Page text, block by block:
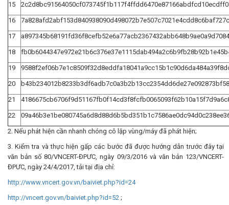
15
16
17
18
19
20
21
22
2. Nếu phát hiện cần nhanh chóng cô lập vùng/máy đã phát hiện;
3. Kiểm tra và thực hiện gấp các bước đã được hướng dẫn trước đây tại
văn bản số 80/VNCERT-ĐPƯC, ngày 09/3/2016 và văn bản 123/VNCERT-
ĐPƯC, ngày 24/4/2017, tải tại địa chỉ:
http://www.vncert.gov.vn/baiviet.php?id=24
http://vncert.gov.vn/baiviet.php?id=52 ;